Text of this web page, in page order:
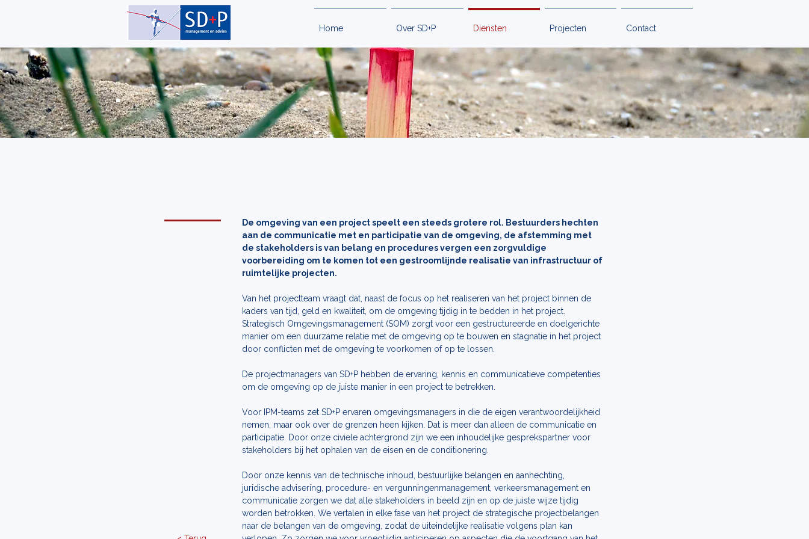
Home Over SD+P Diensten Projecten Contact
Omgevingsmanagement
De omgeving van een project speelt een steeds grotere rol. Bestuurders hechten
aan de communicatie met en participatie van de omgeving, de afstemming met
de stakeholders is van belang en procedures vergen een zorgvuldige
voorbereiding om te komen tot een gestroomlijnde realisatie van infrastructuur of
ruimtelijke projecten.
Van het projectteam vraagt dat, naast de focus op het realiseren van het project binnen de
kaders van tijd, geld en kwaliteit, om de omgeving tijdig in te bedden in het project.
Strategisch Omgevingsmanagement (SOM) zorgt voor een gestructureerde en doelgerichte
manier om een duurzame relatie met de omgeving op te bouwen en stagnatie in het project
door conflicten met de omgeving te voorkomen of op te lossen.
De projectmanagers van SD+P hebben de ervaring, kennis en communicatieve competenties
om de omgeving op de juiste manier in een project te betrekken.
Voor IPM-teams zet SD+P ervaren omgevingsmanagers in die de eigen verantwoordelijkheid
nemen, maar ook over de grenzen heen kijken. Dat is meer dan alleen de communicatie en
participatie. Door onze civiele achtergrond zijn we een inhoudelijke gesprekspartner voor
stakeholders bij het ophalen van de eisen en de conditionering.
Door onze kennis van de technische inhoud, bestuurlijke belangen en aanhechting,
juridische advisering, procedure- en vergunningenmanagement, verkeersmanagement en
communicatie zorgen we dat alle stakeholders in beeld zijn en op de juiste wijze tijdig
worden betrokken. We vertalen in elke fase van het project de strategische projectbelangen
naar de belangen van de omgeving, zodat de uiteindelijke realisatie volgens plan kan